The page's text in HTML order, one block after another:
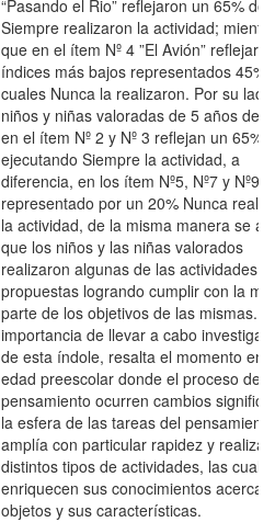
“Pasando el Rio” reflejaron un 65%
Siempre realizaron la actividad;
que en el ítem Nº 4 ”El Avión”
índices más bajos representados 45%
cuales Nunca la realizaron. Por su
niños y niñas valoradas de 5 años de
en el ítem Nº 2 y Nº 3 reflejan un 65%
ejecutando Siempre la actividad, a
diferencia, en los ítem Nº5, Nº7 y Nº9
representado por un 20% Nunca
la actividad, de la misma manera se
que los niños y las niñas valorados
realizaron algunas de las actividades
propuestas logrando cumplir con la
parte de los objetivos de las mismas.
importancia de llevar a cabo
de esta índole, resalta el momento en
edad preescolar donde el proceso del
pensamiento ocurren cambios
la esfera de las tareas del
amplía con particular rapidez y realizan
distintos tipos de actividades, las
enriquecen sus conocimientos acerca
objetos y sus características.